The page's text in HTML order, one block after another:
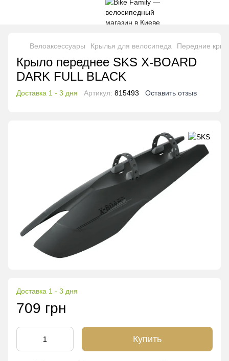
Велоаксессуары Крылья для велосипеда Передние
Крыло переднее SKS X-BOARD
DARK FULL BLACK
Доставка 1 - 3 дня Артикул: 815493 Оставить отзыв
Доставка 1 - 3 дня
709 грн
Купить